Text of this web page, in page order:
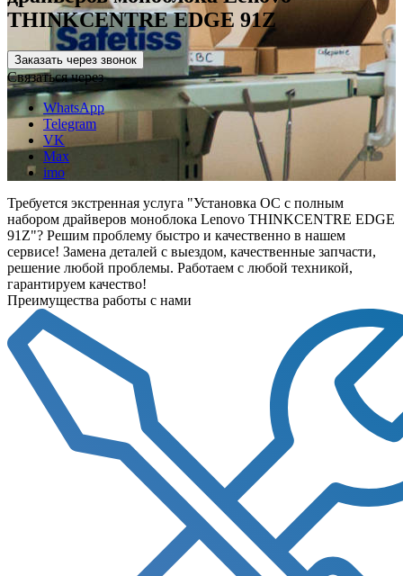
THINKCENTRE EDGE 91Z
Заказать через звонок
Связаться через
WhatsApp
Telegram
VK
Max
imo
Требуется экстренная услуга "Установка ОС с полным
набором драйверов моноблока Lenovo THINKCENTRE EDGE
91Z"? Решим проблему быстро и качественно в нашем
сервисе! Замена деталей с выездом, качественные запчасти,
решение любой проблемы. Работаем с любой техникой,
гарантируем качество!
Преимущества работы с нами